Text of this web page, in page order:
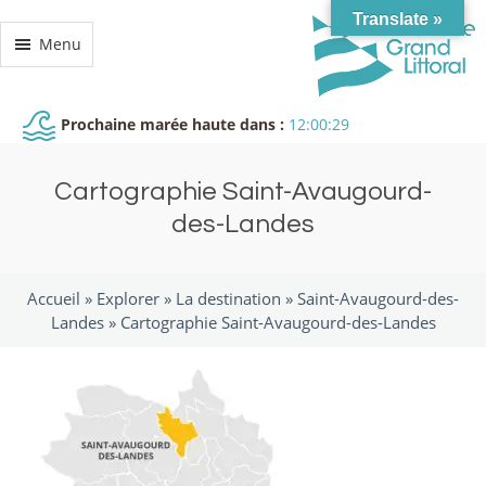
Menu
Prochaine marée haute dans : 12:00:29
Cartographie Saint-Avaugourd-
des-Landes
Accueil » Explorer » La destination » Saint-Avaugourd-des-
Landes» Cartographie Saint-Avaugourd-des-Landes
Translate »